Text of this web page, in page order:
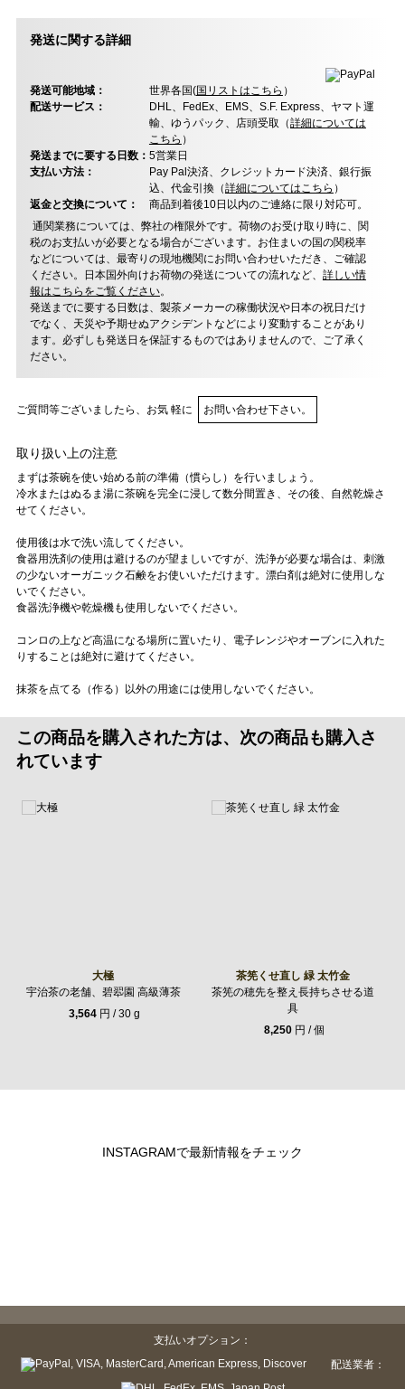
発送に関する詳細
発送可能地域： 世界各国(国リストはこちら ）
配送サービス：
DHL、FedEx、EMS、S.F. Express、ヤマト運
輸、ゆうパック、店頭受取（詳細については
こちら ）
発送までに要する日数： 5営業日
支払い方法：
Pay Pal決済、クレジットカード決済、銀行振
込、代金引換（詳細についてはこちら ）
返金と交換について：
商品到着後10日以内のご連絡に限り対応可。
通関業務については、弊社の権限外です。荷物のお受け取り時に、関
税のお支払いが必要となる場合がございます。お住まいの国の関税率
などについては、最寄りの現地機関にお問い合わせいただき、ご確認
ください。日本国外向けお荷物の発送についての流れなど、 詳しい情
報はこちらをご覧ください。
発送までに要する日数は、製茶メーカーの稼働状況や日本の祝日だけ
でなく、天災や予期せぬアクシデントなどにより変動することがあり
ます。必ずしも発送日を保証するものではありませんので、ご了承く
ださい。
ご質問等ございましたら、お気 軽に お問い合わせ下さい。
取り扱い上の注意
まずは茶碗を使い始める前の準備（慣らし）を行いましょう。
冷水またはぬるま湯に茶碗を完全に浸して数分間置き、その後、自然乾燥さ
せてください。
使用後は水で洗い流してください。
食器用洗剤の使用は避けるのが望ましいですが、洗浄が必要な場合は、刺激
の少ないオーガニック石鹸をお使いいただけます。漂白剤は絶対に使用しな
いでください。
食器洗浄機や乾燥機も使用しないでください。
コンロの上など高温になる場所に置いたり、電子レンジやオーブンに入れた
りすることは絶対に避けてください。
抹茶を点てる（作る）以外の用途には使用しないでください。
この商品を購入された方は、次の商品も購入さ
れています
大極
宇治茶の老舗、碧翆園 高級薄茶
3,564円 / 30 g
茶筅くせ直し 緑 太竹金
茶筅の穂先を整え長持ちさせる道
具
8,250円 / 個
INSTAGRAMで最新情報をチェック
支払いオプション：
配送業者：